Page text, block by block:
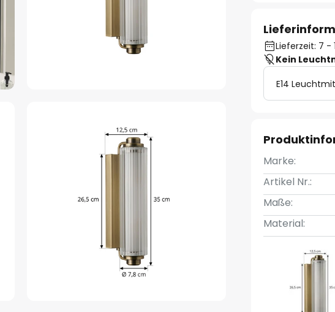
Lieferzeit: 7 -
Kein
E14
Marke:
Artikel Nr.:
Maße:
Material: